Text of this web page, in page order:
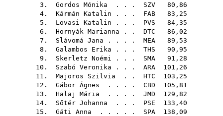
3. Gordos Mónika . . . SZV 80,86
4. Kármán Katalin . . . FAB 83,25
5. Lovasi Katalin . . . PVS 84,35
6. Hornyák Marianna . . DTC 86,02
7. Slávomá Jana . . . . MEA 89,53
8. Galambos Erika . . . THS 90,95
9. Skerletz Noémi . . . SMA 91,28
10. Szabó Veronika . . . ARA 101,26
11. Majoros Szilvia . . HTC 103,25
12. Gábor Ágnes . . . . CBD 105,81
13. Halaj Mária . . . . JMD 129,82
14. Sőtér Johanna . . . PSE 133,40
15. Gáti Anna . . . . . SPA 138,09